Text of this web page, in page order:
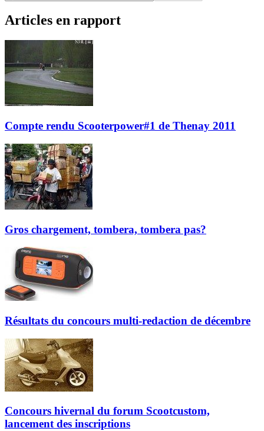
Articles en rapport
Compte rendu Scooterpower#1 de Thenay 2011
Gros chargement, tombera, tombera pas?
Résultats du concours multi-redaction de décembre
Concours hivernal du forum Scootcustom,
lancement des inscriptions